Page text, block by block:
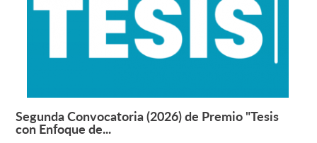
Formación Continua
Estudiantes
Funcionarios
Alumni
Leer más +
Segunda Convocatoria (2026) de Premio "Tesis
con Enfoque de...